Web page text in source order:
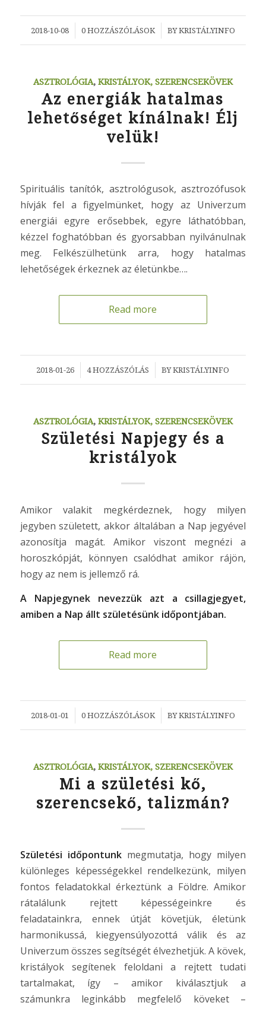
2018-10-08
/ 0 HOZZÁSZÓLÁSOK
/ BYKRISTÁLYINFO
ASZTROLÓGIA, KRISTÁLYOK, SZERENCSEKÖVEK
Az energiák hatalmas
lehetőséget kínálnak! Élj
velük!
Spirituális tanítók, asztrológusok, asztrozófusok
hívják fel a figyelmünket, hogy az Univerzum
energiái egyre erősebbek, egyre láthatóbban,
kézzel foghatóbban és gyorsabban nyilvánulnak
meg. Felkészülhetünk arra, hogy hatalmas
lehetőségek érkeznek az életünkbe….
Read more
2018-01-26
/ 4 HOZZÁSZÓLÁS
/ BYKRISTÁLYINFO
ASZTROLÓGIA, KRISTÁLYOK, SZERENCSEKÖVEK
Születési Napjegy és a
kristályok
Amikor valakit megkérdeznek, hogy milyen
jegyben született, akkor általában a Nap jegyével
azonosítja magát. Amikor viszont megnézi a
horoszkópját, könnyen csalódhat amikor rájön,
hogy az nem is jellemző rá.
A Napjegynek nevezzük azt a csillagjegyet,
amiben a Nap állt születésünk időpontjában.
Read more
2018-01-01
/ 0 HOZZÁSZÓLÁSOK
/ BYKRISTÁLYINFO
ASZTROLÓGIA, KRISTÁLYOK, SZERENCSEKÖVEK
Mi a születési kő,
szerencsekő, talizmán?
Születési időpontunkmegmutatja, hogy milyen
különleges képességekkel rendelkezünk, milyen
fontos feladatokkal érkeztünk a Földre. Amikor
rátalálunk rejtett képességeinkre és
feladatainkra, ennek útját követjük, életünk
harmonikussá, kiegyensúlyozottá válik és az
Univerzum összes segítségét élvezhetjük. A kövek,
kristályok segítenek feloldani a rejtett tudati
tartalmakat, így – amikor kiválasztjuk a
számunkra leginkább megfelelő köveket –